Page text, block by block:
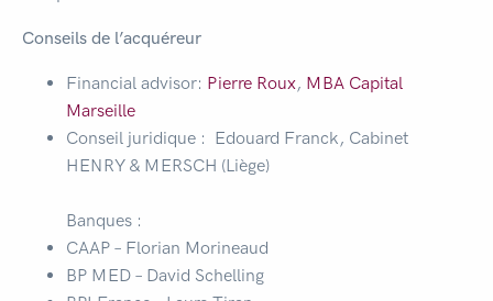
Conseils de l’acquéreur
Financial advisor: Pierre Roux, MBA Capital
Marseille
Conseil juridique : Edouard Franck, Cabinet
HENRY & MERSCH (Liège)
Banques :
CAAP – Florian Morineaud
BP MED – David Schelling